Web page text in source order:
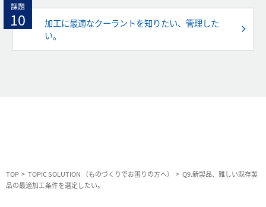
課題
10
加工に最適なクーラントを知りたい、管理した
い。
TOP TOPIC SOLUTION （ものづくりでお困りの方へ）
Q9.新製品、難しい既存製
品の最適加工条件を選定したい。